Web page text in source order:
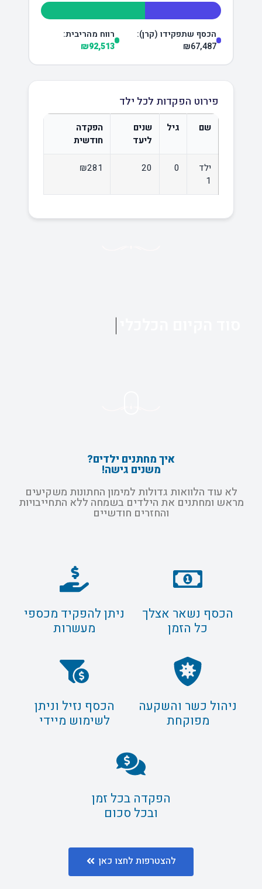
הכסף שתפקידו (קרן):
₪67,487
רווח מהריבית:
₪92,513
פירוט הפקדות לכל ילד
שם גיל
שנים
ליעד
הפקדה
חודשית
ילד
1
0
20
₪281
סוד הקיום הכלכלי
איך מחתנים ילדים?
משנים גישה!
לא עוד הלוואות גדולות למימון החתונות משקיעים
מראש ומחתנים את הילדים בשמחה ללא התחייבויות
והחזרים חודשיים
הכסף נשאר אצלך
כל הזמן
ניתן להפקיד מכספי
מעשרות
ניהול כשר והשקעה
מפוקחת
הכסף נזיל וניתן
לשימוש מיידי
הפקדה בכל זמן
ובכל סכום
להצטרפות לחצו כאן